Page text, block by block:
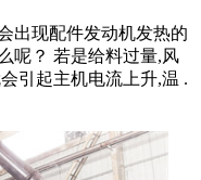
出现配件发动机发热的
呢？ 若是给料过量,风
引起主机电流上升,温 .